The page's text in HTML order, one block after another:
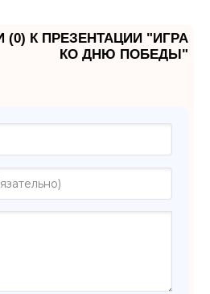
К ПРЕЗЕНТАЦИИ "ИГРА
КО ДНЮ ПОБЕДЫ"